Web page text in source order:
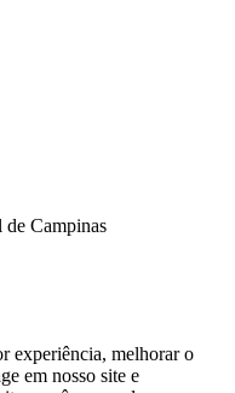
Campinas
experiência, melhorar o
em nosso site e